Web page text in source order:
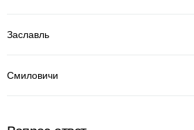
Заславль
Смиловичи